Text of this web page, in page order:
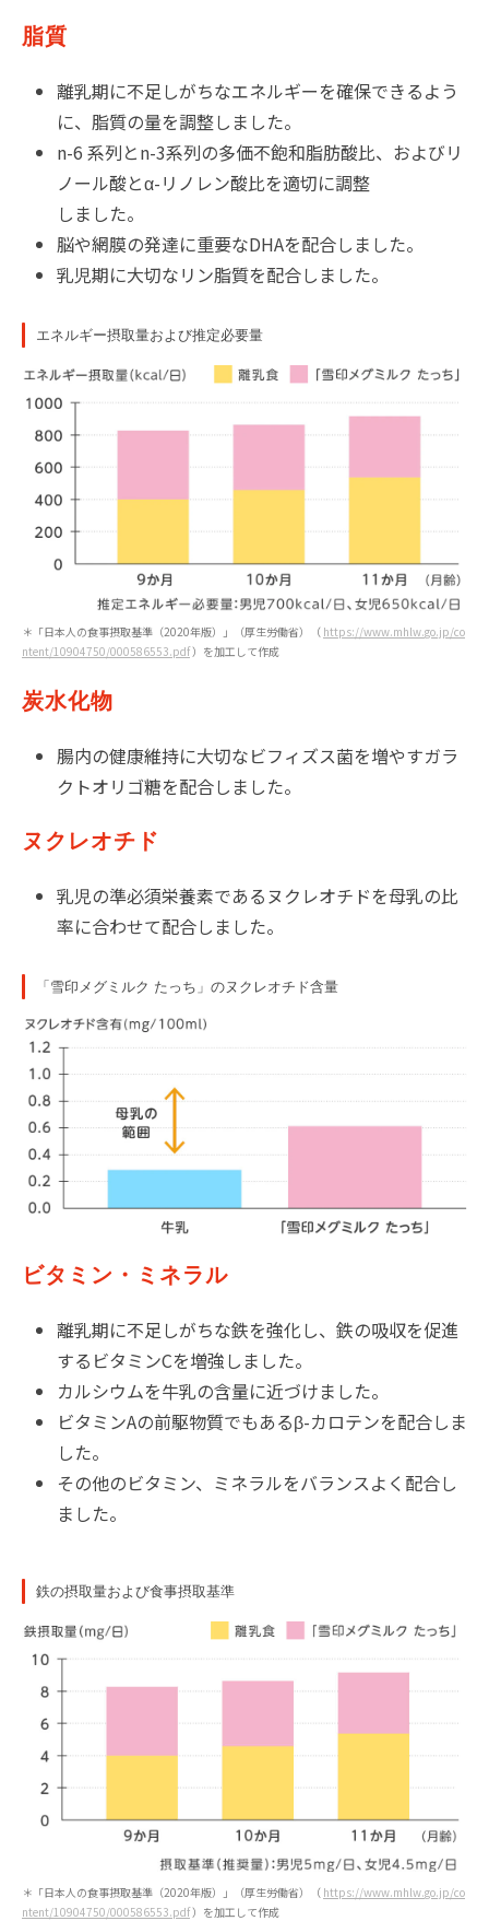
脂質
離乳期に不足しがちなエネルギーを確保できるよう
に、脂質の量を調整しました。
n-6 系列とn-3系列の多価不飽和脂肪酸比、およびリ
ノール酸とα-リノレン酸比を適切に調整
しました。
脳や網膜の発達に重要なDHAを配合しました。
乳児期に大切なリン脂質を配合しました。
エネルギー摂取量および推定必要量
＊「日本人の食事摂取基準（2020年版）」（厚生労働省）（ https://www.mhlw.go.jp/co
ntent/10904750/000586553.pdf）を加工して作成
炭水化物
腸内の健康維持に大切なビフィズス菌を増やすガラ
クトオリゴ糖を配合しました。
ヌクレオチド
乳児の準必須栄養素であるヌクレオチドを母乳の比
率に合わせて配合しました。
「雪印メグミルク たっち」のヌクレオチド含量
ビタミン・ミネラル
離乳期に不足しがちな鉄を強化し、鉄の吸収を促進
するビタミンCを増強しました。
カルシウムを牛乳の含量に近づけました。
ビタミンAの前駆物質でもあるβ-カロテンを配合しま
した。
その他のビタミン、ミネラルをバランスよく配合し
ました。
鉄の摂取量および食事摂取基準
＊「日本人の食事摂取基準（2020年版）」（厚生労働省）（ https://www.mhlw.go.jp/co
ntent/10904750/000586553.pdf）を加工して作成